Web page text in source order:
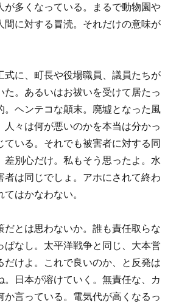
が多くなっている。まるで動物園や
間に対する冒涜。それだけの意味が
式に、町長や役場職員、議員たちが
た。あるいはお祓いを受けて居たっ
。ヘンテコな顛末。廃墟となった風
人々は何が悪いのかを本当は分かっ
ている。それでも被害者に対する同
差別心だけ。私もそう思ったよ。水
者は同じでしょ。アホにされて終わ
はかなわない。
だとは思わないか。誰も責任取らな
ぱなし。太平洋戦争と同じ、大本営
だけよ。これで良いのか、と反発は
。日本が溶けていく。無責任な、カ
か言っている。電気代が高くなるっ